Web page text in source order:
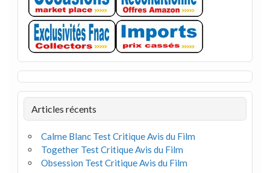
Articles récents
Calme Blanc Test Critique Avis du Film
Together Test Critique Avis du Film
Obsession Test Critique Avis du Film